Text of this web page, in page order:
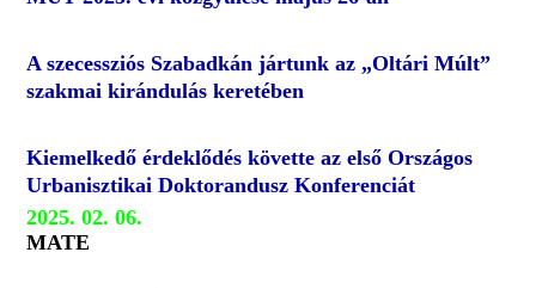
A szecessziós Szabadkán jártunk az „Oltári Múlt”
szakmai kirándulás keretében
Kiemelkedő érdeklődés követte az első Országos
Urbanisztikai Doktorandusz Konferenciát
2025. 02. 06.
MATE